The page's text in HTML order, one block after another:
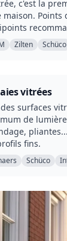
c'est la
maison. Points
Zilten Schüco
vitrées
surfaces
de
fins.
Schüco